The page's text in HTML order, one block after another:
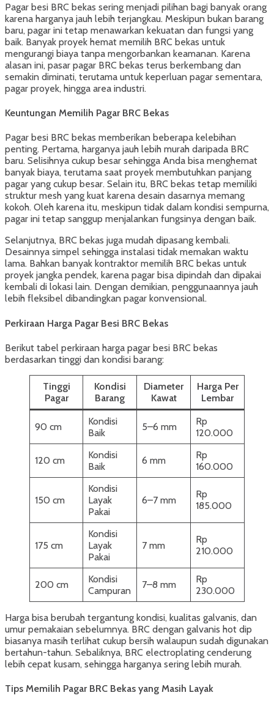
Pagar besi BRC bekas sering menjadi pilihan bagi banyak orang
karena harganya jauh lebih terjangkau. Meskipun bukan barang
baru, pagar ini tetap menawarkan kekuatan dan fungsi yang
baik. Banyak proyek hemat memilih BRC bekas untuk
mengurangi biaya tanpa mengorbankan keamanan. Karena
alasan ini, pasar pagar BRC bekas terus berkembang dan
semakin diminati, terutama untuk keperluan pagar sementara,
pagar proyek, hingga area industri.
Keuntungan Memilih Pagar BRC Bekas
Pagar besi BRC bekas memberikan beberapa kelebihan
penting. Pertama, harganya jauh lebih murah daripada BRC
baru. Selisihnya cukup besar sehingga Anda bisa menghemat
banyak biaya, terutama saat proyek membutuhkan panjang
pagar yang cukup besar. Selain itu, BRC bekas tetap memiliki
struktur mesh yang kuat karena desain dasarnya memang
kokoh. Oleh karena itu, meskipun tidak dalam kondisi sempurna,
pagar ini tetap sanggup menjalankan fungsinya dengan baik.
Selanjutnya, BRC bekas juga mudah dipasang kembali.
Desainnya simpel sehingga instalasi tidak memakan waktu
lama. Bahkan banyak kontraktor memilih BRC bekas untuk
proyek jangka pendek, karena pagar bisa dipindah dan dipakai
kembali di lokasi lain. Dengan demikian, penggunaannya jauh
lebih fleksibel dibandingkan pagar konvensional.
Perkiraan Harga Pagar Besi BRC Bekas
Berikut tabel perkiraan harga pagar besi BRC bekas
berdasarkan tinggi dan kondisi barang:
Tinggi
Pagar
Kondisi
Barang
Diameter
Kawat
Harga Per
Lembar
90 cm
Kondisi
Baik
5–6 mm
Rp
120.000
120 cm
Kondisi
Baik
6 mm
Rp
160.000
150 cm
Kondisi
Layak
Pakai
6–7 mm
Rp
185.000
175 cm
Kondisi
Layak
Pakai
7 mm
Rp
210.000
200 cm
Kondisi
Campuran
7–8 mm
Rp
230.000
Harga bisa berubah tergantung kondisi, kualitas galvanis, dan
umur pemakaian sebelumnya. BRC dengan galvanis hot dip
biasanya masih terlihat cukup bersih walaupun sudah digunakan
bertahun-tahun. Sebaliknya, BRC electroplating cenderung
lebih cepat kusam, sehingga harganya sering lebih murah.
Tips Memilih Pagar BRC Bekas yang Masih Layak